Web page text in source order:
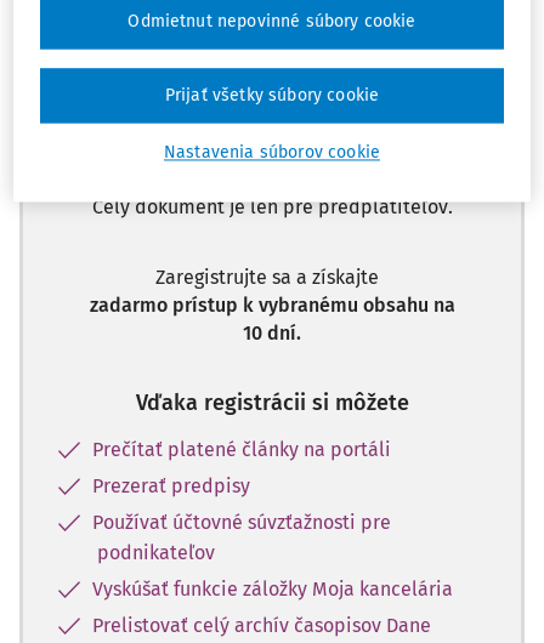
Máte predplatné? Prihláste sa
Zatiaľ ste si prečítali len začiatok...
Celý dokument je len pre predplatiteľov.
Zaregistrujte sa a získajte
zadarmo prístup k vybranému obsahu na
10 dní.
Vďaka registrácii si môžete
Prečítať platené články na portáli
Prezerať predpisy
Používať účtovné súvzťažnosti pre
podnikateľov
Vyskúšať funkcie záložky Moja kancelária
Prelistovať celý archív časopisov Dane
Nastavenia súborov cookie
Odmietnut nepovinné súbory cookie
Prijať všetky súbory cookie